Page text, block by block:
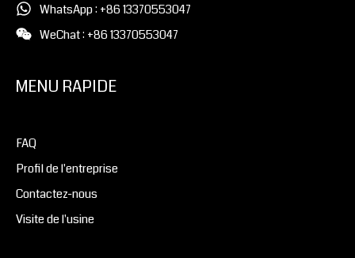
WhatsApp : +86 13370553047
WeChat : +86 13370553047
MENU RAPIDE
FAQ
Profil de l'entreprise
Contactez-nous
Visite de l'usine